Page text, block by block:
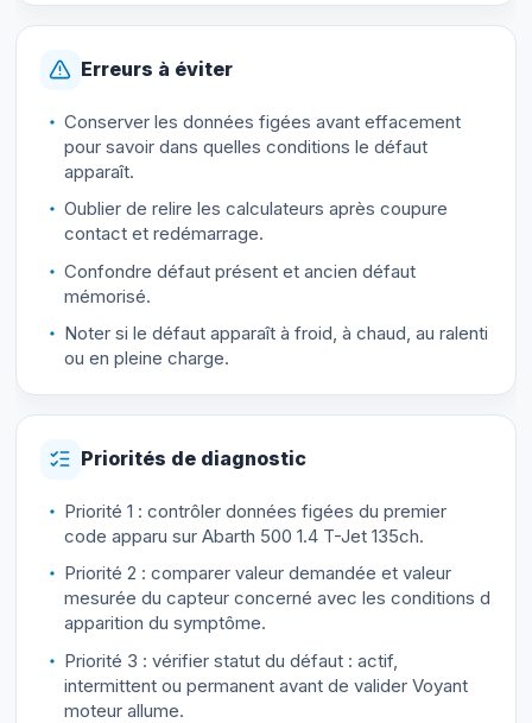
Erreurs à éviter
Conserver les données figées avant effacement
pour savoir dans quelles conditions le défaut
apparaît.
Oublier de relire les calculateurs après coupure
contact et redémarrage.
Confondre défaut présent et ancien défaut
mémorisé.
Noter si le défaut apparaît à froid, à chaud, au ralenti
ou en pleine charge.
Priorités de diagnostic
Priorité 1 : contrôler données figées du premier
code apparu sur Abarth 500 1.4 T-Jet 135ch.
Priorité 2 : comparer valeur demandée et valeur
mesurée du capteur concerné avec les conditions d
apparition du symptôme.
Priorité 3 : vérifier statut du défaut : actif,
intermittent ou permanent avant de valider Voyant
moteur allume.